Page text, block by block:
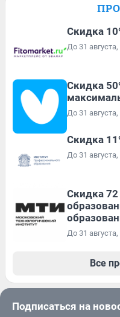
Скидка
До 31
Скидка
До 31
Скидка
До 31
Скидка
До 31
Все
Подписаться на